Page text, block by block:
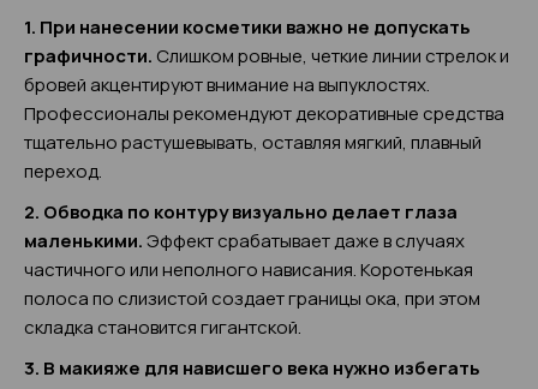
1. При нанесении косметики важно не допускать
графичности. Слишком ровные, четкие линии стрелок и
бровей акцентируют внимание на выпуклостях.
Профессионалы рекомендуют декоративные средства
тщательно растушевывать, оставляя мягкий, плавный
переход.
2. Обводка по контуру визуально делает глаза
маленькими.Эффект срабатывает даже в случаях
частичного или неполного нависания. Коротенькая
полоса по слизистой создает границы ока, при этом
складка становится гигантской.
3. В макияже для нависшего века нужно избегать